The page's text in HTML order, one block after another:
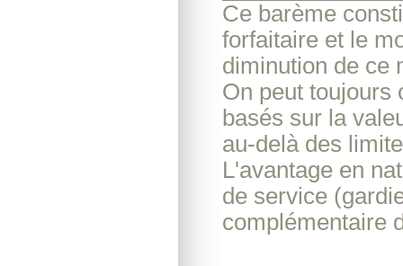
Ce barème
forfaitaire et le
diminution de ce
On peut toujours
basés sur la
au-delà des
L'avantage en
de service
complémentaire